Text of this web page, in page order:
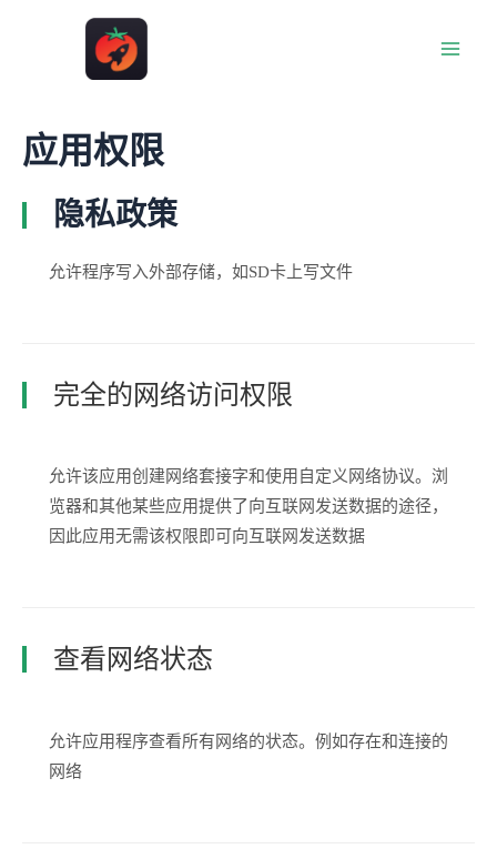
应用权限
隐私政策
允许程序写入外部存储，如SD卡上写文件
完全的网络访问权限
允许该应用创建网络套接字和使用自定义网络协议。浏
览器和其他某些应用提供了向互联网发送数据的途径，
因此应用无需该权限即可向互联网发送数据
查看网络状态
允许应用程序查看所有网络的状态。例如存在和连接的
网络